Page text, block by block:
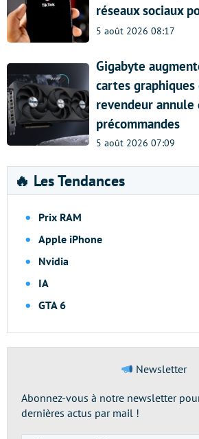
réseaux sociaux
5 août 2026 08:17
Gigabyte
cartes
revendeur annule
précommandes
5 août 2026 07:09
🔥 Les Tendances
Prix RAM
Apple iPhone
Nvidia
IA
GTA 6
Newsletter
Abonnez-vous à notre newsletter
dernières actus par mail !